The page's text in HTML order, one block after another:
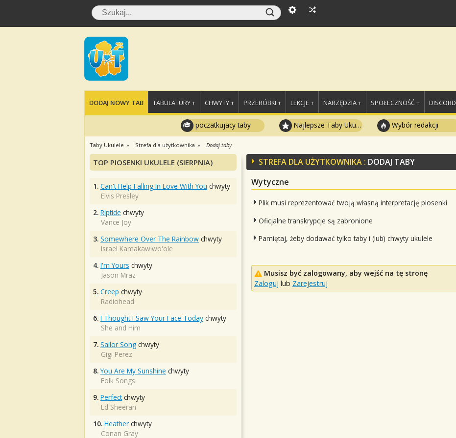
DODAJ NOWY TAB TABULATURY + CHWYTY + PRZERÓBKI + LEKCJE + NARZĘDZIA + SPOŁECZNOŚĆ + DISCORD
poczatkujacy taby Najlepsze Taby Ukulele Wybór redakcji
Taby Ukulele Strefa dla użytkownika Dodaj taby
STREFA DLA UŻYTKOWNIKA : DODAJ TABY
Wytyczne
Plik musi reprezentować twoją własną interpretację piosenki
Oficjalne transkrypcje są zabronione
Pamiętaj, żeby dodawać tylko taby i (lub) chwyty ukulele
Musisz być zalogowany, aby wejść na tę stronę
Zaloguj lub Zarejestruj
TOP PIOSENKI UKULELE (SIERPNIA)
1. Can't Help Falling In Love With You chwyty
Elvis Presley
2. Riptide chwyty
Vance Joy
3. Somewhere Over The Rainbow chwyty
Israel Kamakawiwo'ole
4. I'm Yours chwyty
Jason Mraz
5. Creep chwyty
Radiohead
6. I Thought I Saw Your Face Today chwyty
She and Him
7. Sailor Song chwyty
Gigi Perez
8. You Are My Sunshine chwyty
Folk Songs
9. Perfectchwyty
Ed Sheeran
10. Heather chwyty
Conan Gray